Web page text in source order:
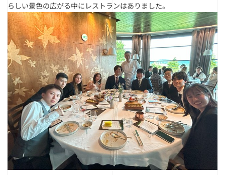
らしい景色の広がる中にレストランはありました。